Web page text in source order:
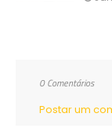
0 Comentários
Postar um